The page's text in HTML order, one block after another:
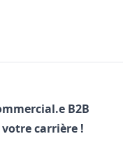
B2B
carrière !